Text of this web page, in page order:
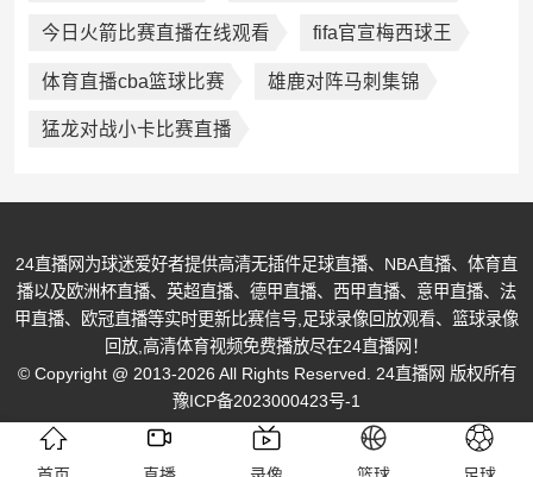
今日火箭比赛直播在线观看 fifa官宣梅西球王
体育直播cba篮球比赛 雄鹿对阵马刺集锦
猛龙对战小卡比赛直播
24直播网为球迷爱好者提供高清无插件足球直播、NBA直播、体育直
播以及欧洲杯直播、英超直播、德甲直播、西甲直播、意甲直播、法
甲直播、欧冠直播等实时更新比赛信号,足球录像回放观看、篮球录像
回放,高清体育视频免费播放尽在24直播网！
© Copyright @ 2013-2026 All Rights Reserved. 24直播网 版权所有
豫ICP备2023000423号-1